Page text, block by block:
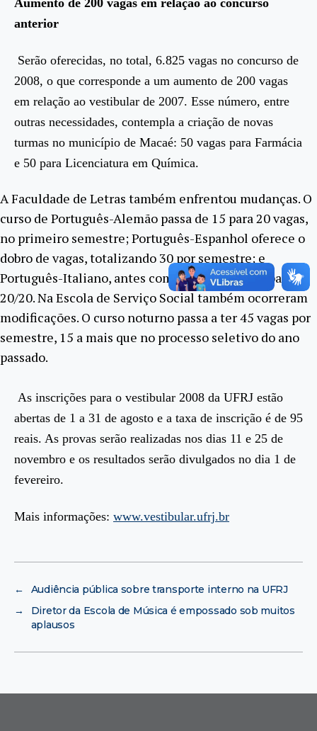
Aumento de 200 vagas em relação ao concurso
anterior
Serão oferecidas, no total, 6.825 vagas no concurso de
2008, o que corresponde a um aumento de 200 vagas
em relação ao vestibular de 2007. Esse número, entre
outras necessidades, contempla a criação de novas
turmas no município de Macaé: 50 vagas para Farmácia
e 50 para Licenciatura em Química.
A Faculdade de Letras também enfrentou mudanças. O
curso de Português-Alemão passa de 15 para 20 vagas,
no primeiro semestre; Português-Espanhol oferece o
dobro de vagas, totalizando 30 por semestre; e
Português-Italiano, antes com 13/12, aumenta para
20/20. Na Escola de Serviço Social também ocorreram
modificações. O curso noturno passa a ter 45 vagas por
semestre, 15 a mais que no processo seletivo do ano
passado.
As inscrições para o vestibular 2008 da UFRJ estão
abertas de 1 a 31 de agosto e a taxa de inscrição é de 95
reais. As provas serão realizadas nos dias 11 e 25 de
novembro e os resultados serão divulgados no dia 1 de
fevereiro.
Mais informações: www.vestibular.ufrj.br
←
Audiência pública sobre transporte interno na UFRJ
→
Diretor da Escola de Música é empossado sob muitos
aplausos